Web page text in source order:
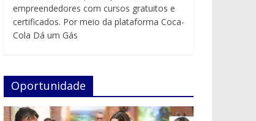
empreendedores com cursos gratuitos e
certificados. Por meio da plataforma Coca-
Cola Dá um Gás
Oportunidade